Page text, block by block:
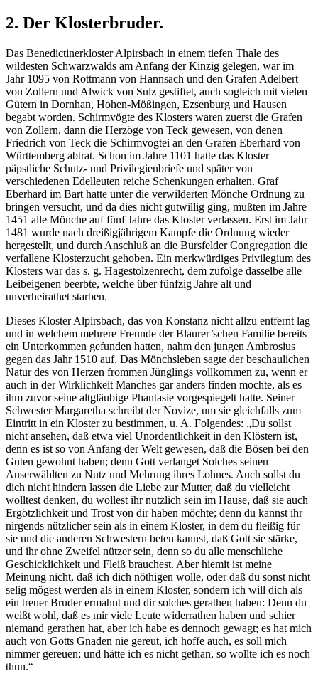
2. Der Klosterbruder.
Das Benedictinerkloster Alpirsbach in einem tiefen Thale des
wildesten Schwarzwalds am Anfang der Kinzig gelegen, war im
Jahr 1095 von Rottmann von Hannsach und den Grafen Adelbert
von Zollern und Alwick von Sulz gestiftet, auch sogleich mit vielen
Gütern in Dornhan, Hohen-Mößingen, Ezsenburg und Hausen
begabt worden. Schirmvögte des Klosters waren zuerst die Grafen
von Zollern, dann die Herzöge von Teck gewesen, von denen
Friedrich von Teck die Schirmvogtei an den Grafen Eberhard von
Württemberg abtrat. Schon im Jahre 1101 hatte das Kloster
päpstliche Schutz- und Privilegienbriefe und später von
verschiedenen Edelleuten reiche Schenkungen erhalten. Graf
Eberhard im Bart hatte unter die verwilderten Mönche Ordnung zu
bringen versucht, und da dies nicht gutwillig ging, mußten im Jahre
1451 alle Mönche auf fünf Jahre das Kloster verlassen. Erst im Jahr
1481 wurde nach dreißigjährigem Kampfe die Ordnung wieder
hergestellt, und durch Anschluß an die Bursfelder Congregation die
verfallene Klosterzucht gehoben. Ein merkwürdiges Privilegium des
Klosters war das s. g. Hagestolzenrecht, dem zufolge dasselbe alle
Leibeigenen beerbte, welche über fünfzig Jahre alt und
unverheirathet starben.
Dieses Kloster Alpirsbach, das von Konstanz nicht allzu entfernt lag
und in welchem mehrere Freunde der Blaurer’schen Familie bereits
ein Unterkommen gefunden hatten, nahm den jungen Ambrosius
gegen das Jahr 1510 auf. Das Mönchsleben sagte der beschaulichen
Natur des von Herzen frommen Jünglings vollkommen zu, wenn er
auch in der Wirklichkeit Manches gar anders finden mochte, als es
ihm zuvor seine altgläubige Phantasie vorgespiegelt hatte. Seiner
Schwester Margaretha schreibt der Novize, um sie gleichfalls zum
Eintritt in ein Kloster zu bestimmen, u. A. Folgendes: „Du sollst
nicht ansehen, daß etwa viel Unordentlichkeit in den Klöstern ist,
denn es ist so von Anfang der Welt gewesen, daß die Bösen bei den
Guten gewohnt haben; denn Gott verlanget Solches seinen
Auserwählten zu Nutz und Mehrung ihres Lohnes. Auch sollst du
dich nicht hindern lassen die Liebe zur Mutter, daß du vielleicht
wolltest denken, du wollest ihr nützlich sein im Hause, daß sie auch
Ergötzlichkeit und Trost von dir haben möchte; denn du kannst ihr
nirgends nützlicher sein als in einem Kloster, in dem du fleißig für
sie und die anderen Schwestern beten kannst, daß Gott sie stärke,
und ihr ohne Zweifel nützer sein, denn so du alle menschliche
Geschicklichkeit und Fleiß brauchest. Aber hiemit ist meine
Meinung nicht, daß ich dich nöthigen wolle, oder daß du sonst nicht
selig mögest werden als in einem Kloster, sondern ich will dich als
ein treuer Bruder ermahnt und dir solches gerathen haben: Denn du
weißt wohl, daß es mir viele Leute widerrathen haben und schier
niemand gerathen hat, aber ich habe es dennoch gewagt; es hat mich
auch von Gotts Gnaden nie gereut, ich hoffe auch, es soll mich
nimmer gereuen; und hätte ich es nicht gethan, so wollte ich es noch
thun.“